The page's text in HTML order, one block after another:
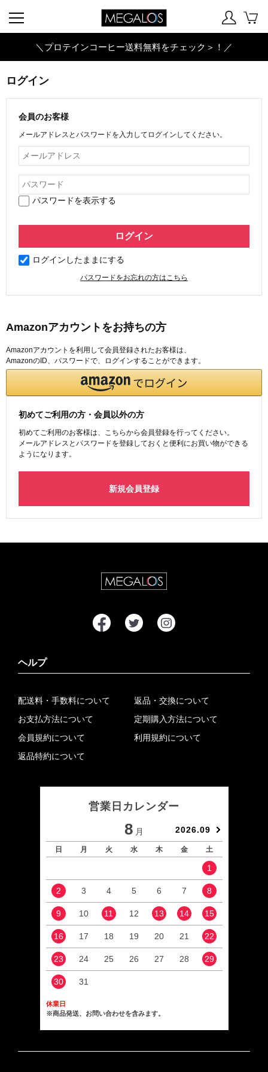
＼プロテインコーヒー送料無料をチェック＞！／
ログイン
会員のお客様
メールアドレスとパスワードを入力してログインしてください。
パスワードを表示する
ログインしたままにする
パスワードをお忘れの方はこちら
Amazonアカウントをお持ちの方
Amazonアカウントを利用して会員登録されたお客様は、
AmazonのID、パスワードで、ログインすることができます。
初めてご利用の方・会員以外の方
初めてご利用のお客様は、こちらから会員登録を行ってください。
メールアドレスとパスワードを登録しておくと便利にお買い物ができる
ようになります。
ヘルプ
配送料・手数料について
お支払方法について
会員規約について
返品特約について
返品・交換について
定期購入方法について
利用規約について
営業日カレンダー
8 月 2026.09
日 月 火 水 木 金 土
1
2 3 4 5 6 7 8
9 10 11 12 13 14 15
16 17 18 19 20 21 22
23 24 25 26 27 28 29
30 31
休業日
※商品発送、お問い合わせを含みます。